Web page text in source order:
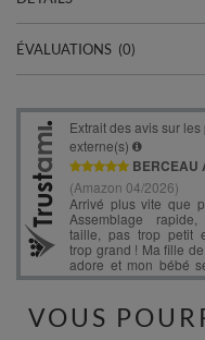
ÉVALUATIONS (0)
VOUS